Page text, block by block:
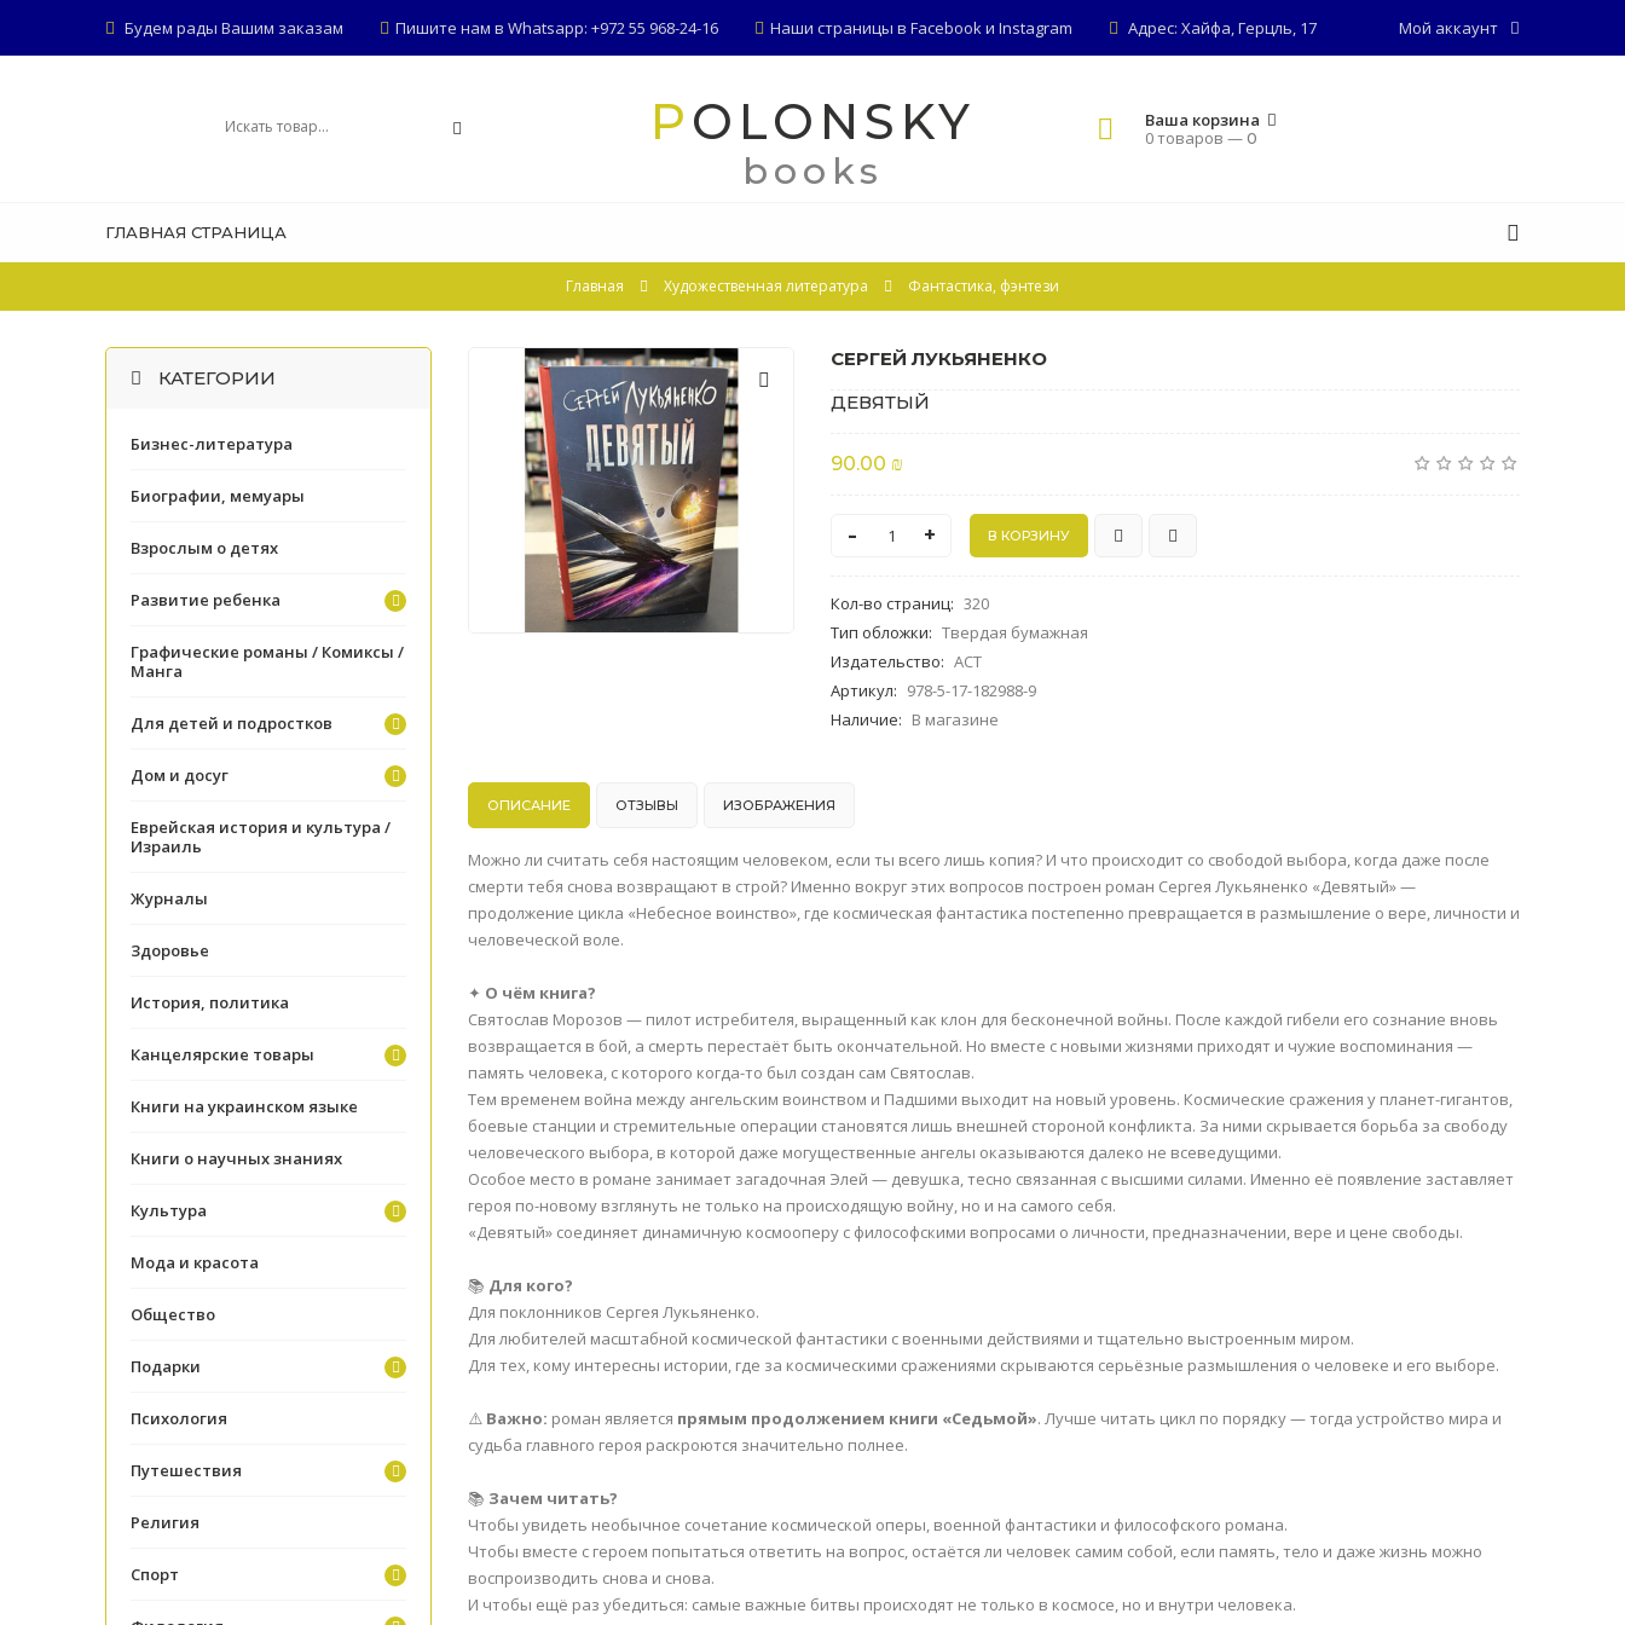
Мой аккаунт
Будем рады Вашим заказам Пишите нам в Whatsapp: +972 55 968-24-16 Наши страницы в Facebookи Instagram Адрес: Хайфа, Герцль, 17
POLONSKY
books
Ваша корзина
0 товаров —0
ГЛАВНАЯ СТРАНИЦА
Главная Художественная литература Фантастика, фэнтези
СЕРГЕЙ ЛУКЬЯНЕНКО
ДЕВЯТЫЙ
90.00 ₪
- +
Кол-во страниц: 320
Тип обложки: Твердая бумажная
Издательство: АСТ
Артикул: 978-5-17-182988-9
Наличие: В магазине
ОПИСАНИЕ ОТЗЫВЫ ИЗОБРАЖЕНИЯ
Можно ли считать себя настоящим человеком, если ты всего лишь копия? И что происходит со свободой выбора, когда даже после
смерти тебя снова возвращают в строй? Именно вокруг этих вопросов построен роман Сергея Лукьяненко «Девятый» —
продолжение цикла «Небесное воинство», где космическая фантастика постепенно превращается в размышление о вере, личности и
человеческой воле.
✦ О чём книга?
Святослав Морозов — пилот истребителя, выращенный как клон для бесконечной войны. После каждой гибели его сознание вновь
возвращается в бой, а смерть перестаёт быть окончательной. Но вместе с новыми жизнями приходят и чужие воспоминания —
память человека, с которого когда-то был создан сам Святослав.
Тем временем война между ангельским воинством и Падшими выходит на новый уровень. Космические сражения у планет-гигантов,
боевые станции и стремительные операции становятся лишь внешней стороной конфликта. За ними скрывается борьба за свободу
человеческого выбора, в которой даже могущественные ангелы оказываются далеко не всеведущими.
Особое место в романе занимает загадочная Элей — девушка, тесно связанная с высшими силами. Именно её появление заставляет
героя по-новому взглянуть не только на происходящую войну, но и на самого себя.
«Девятый» соединяет динамичную космооперу с философскими вопросами о личности, предназначении, вере и цене свободы.
📚 Для кого?
Для поклонников Сергея Лукьяненко.
Для любителей масштабной космической фантастики с военными действиями и тщательно выстроенным миром.
Для тех, кому интересны истории, где за космическими сражениями скрываются серьёзные размышления о человеке и его выборе.
⚠️ Важно: роман является прямым продолжением книги «Седьмой». Лучше читать цикл по порядку — тогда устройство мира и
судьба главного героя раскроются значительно полнее.
📚 Зачем читать?
Чтобы увидеть необычное сочетание космической оперы, военной фантастики и философского романа.
Чтобы вместе с героем попытаться ответить на вопрос, остаётся ли человек самим собой, если память, тело и даже жизнь можно
воспроизводить снова и снова.
И чтобы ещё раз убедиться: самые важные битвы происходят не только в космосе, но и внутри человека.
КАТЕГОРИИ
Бизнес-литература
Биографии, мемуары
Взрослым о детях
Развитие ребенка
Графические романы / Комиксы /
Манга
Для детей и подростков
Дом и досуг
Еврейская история и культура /
Израиль
Журналы
Здоровье
История, политика
Канцелярские товары
Книги на украинском языке
Книги о научных знаниях
Культура
Мода и красота
Общество
Подарки
Психология
Путешествия
Религия
Спорт